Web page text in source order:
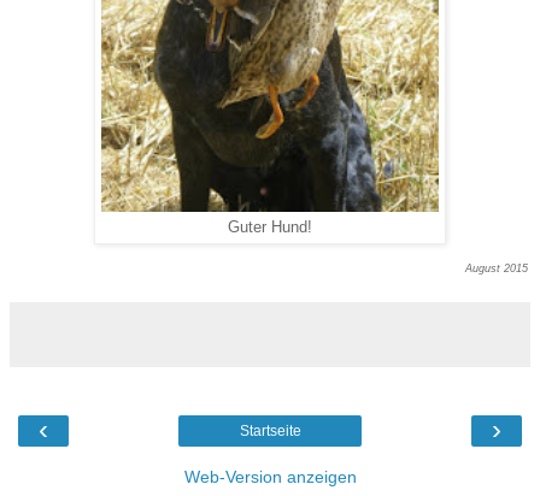
Guter Hund!
August 2015
‹ ›
Startseite
Web-Version anzeigen